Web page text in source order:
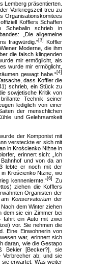
Lemberg präsentierten.
Vorkriegszeit treu zu
Organisationskomitees
Kofflers Schaffen
Schebalin schrieb in
„Die allgemeine
fragwürdig.“[3]
Koffler
Moderne, die ihm
die falsch klingenden
mir ermöglicht, als
wurde mir ermöglicht,
gewagt habe.“[4]
dass Koffler die
schrieb, ein Stück zu
sowjetische Kritik von
Technik seiner
lediglich von einer
der menschlichen
und Gelehrsamkeit
der Komponist mit
versteckte er sich mit
in Krościenko Niżne in
erinnert sich: „Ich
und von da an
lebte er noch mit der
in Krościenko Niżne, wo
kennenlernte.“[6]
Zu
ziehen die Kofflers
Organisten der
amKonservatorium der
dem Winter ziehen
dem sie ein Zimmer bei
fährt ein Auto mit zwei
vor. Sie nehmen die
Eine Einwohnerin von
war, erinnert sich
daran, wie die Gestapo
Bekier [Becker?], sie
Verbrecher ab; und sie
sie erwartet. Was weiter